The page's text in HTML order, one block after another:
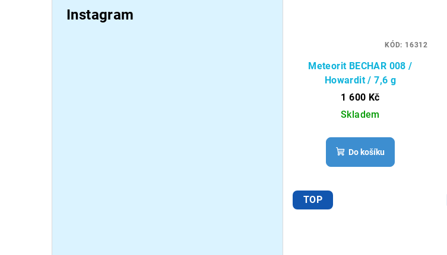
Instagram
Meteorit BECHAR 008 /
Howardit / 7,6 g
1 600 Kč
Skladem
Do košíku
KÓD: 16312
TOP